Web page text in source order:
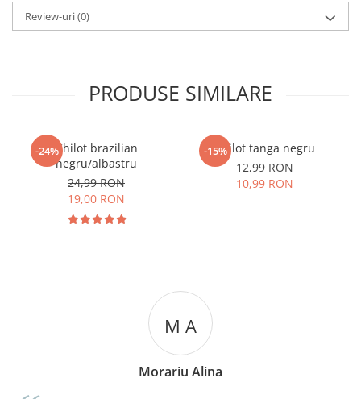
Review-uri(0)
PRODUSE SIMILARE
-24%Chilot brazilian
negru/albastru
24,99 RON
19,00 RON
-15%Chilot tanga negru
12,99 RON
10,99 RON
M A
Morariu Alina